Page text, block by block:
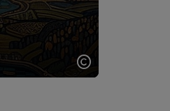
Copyright